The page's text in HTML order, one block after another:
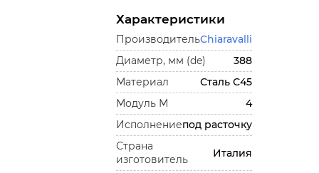
Характеристики
ПроизводительChiaravalli
Диаметр, мм (de)
388
Материал
Сталь С45
Модуль М
4
Исполнениепод расточку
Страна
изготовитель
Италия